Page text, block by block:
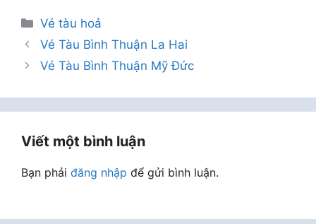
Danh
mục
Vé tàu hoả
Vé Tàu Bình Thuận La Hai
Vé Tàu Bình Thuận Mỹ Đức
Viết một bình luận
Bạn phải đăng nhập để gửi bình luận.